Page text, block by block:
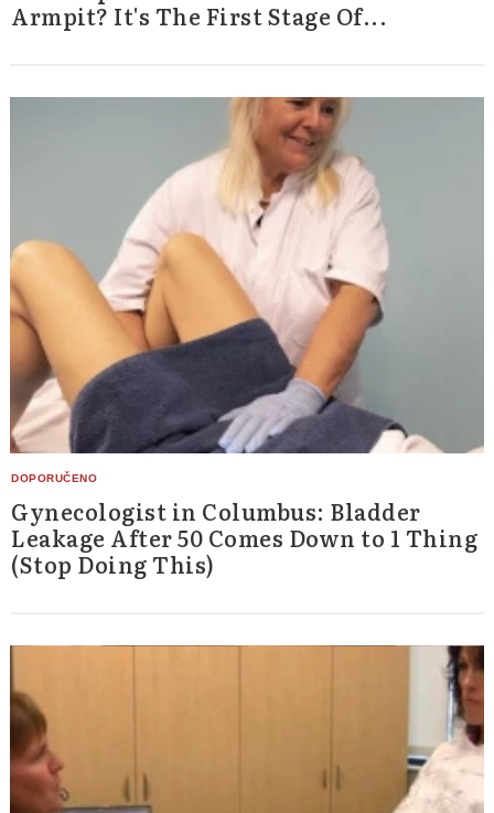
Armpit? It's The First Stage Of...
Gynecologist in Columbus: Bladder
Leakage After 50 Comes Down to 1 Thing
(Stop Doing This)